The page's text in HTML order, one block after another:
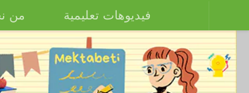
فيديوهات تعليمية من